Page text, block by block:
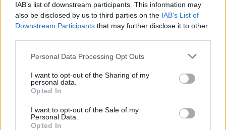
IAB’s list of downstream participants. This information may
also be disclosed by us to third parties on the IAB’s List of
Downstream Participants that may further disclose it to other
Personal Data Processing Opt Outs
I want to opt-out of the Sharing of my
personal data.
Opted In
I want to opt-out of the Sale of my
Personal Data.
Opted In
SOCIETY
@05-03-2012